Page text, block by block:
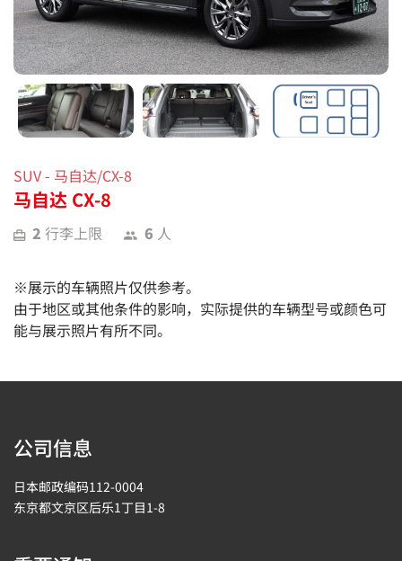
SUV - 马自达/CX-8
马自达 CX-8
2 行李上限 6 人
※展示的车辆照片仅供参考。
由于地区或其他条件的影响，实际提供的车辆型号或颜色可
能与展示照片有所不同。
公司信息
日本邮政编码112-0004
东京都文京区后乐1丁目1-8